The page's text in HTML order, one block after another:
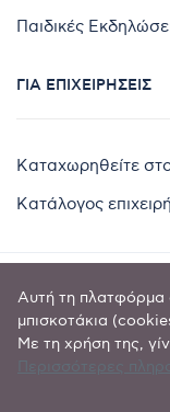
Παιδικές
ΓΙΑ ΕΠΙΧΕΙΡΉΣΕΙΣ
Καταχωρηθείτε
Κατάλογος
Goldensites
Αυτή τη πλατφόρμα
μπισκοτάκια
Με τη χρήση της,